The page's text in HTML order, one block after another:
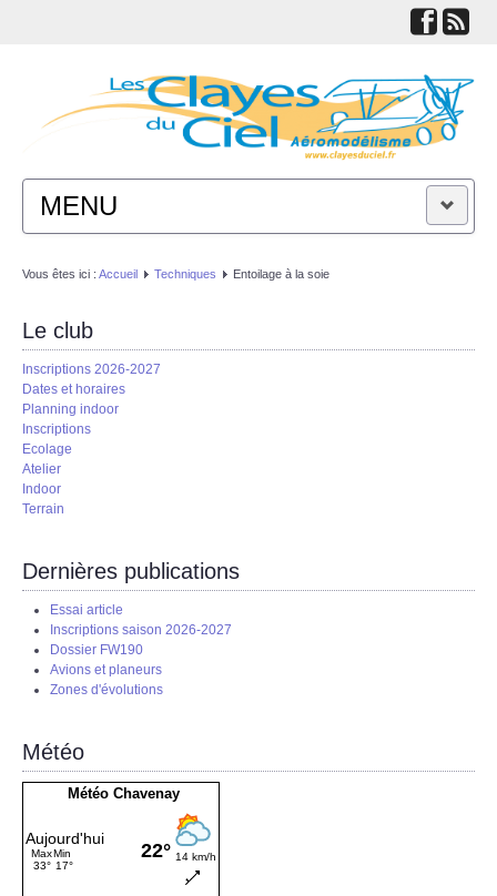
MENU
ACTUALITÉS
LE CLUB
TECHNIQUES
LIENS
Vous êtes ici : Accueil Techniques Entoilage à la soie
Le club
Inscriptions 2026-2027
Dates et horaires
Planning indoor
Inscriptions
Ecolage
Atelier
Indoor
Terrain
Dernières publications
Essai article
Inscriptions saison 2026-2027
Dossier FW190
Avions et planeurs
Zones d'évolutions
Météo
Météo Chavenay